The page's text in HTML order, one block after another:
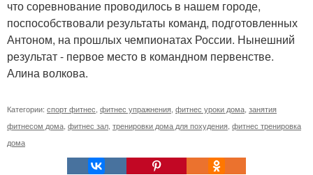
что соревнование проводилось в нашем городе,
поспособствовали результаты команд, подготовленных
Антоном, на прошлых чемпионатах России. Нынешний
результат - первое место в командном первенстве.
Алина волкова.
Категории: спорт фитнес, фитнес упражнения, фитнес уроки дома, занятия
фитнесом дома, фитнес зал, тренировки дома для похудения, фитнес тренировка
дома